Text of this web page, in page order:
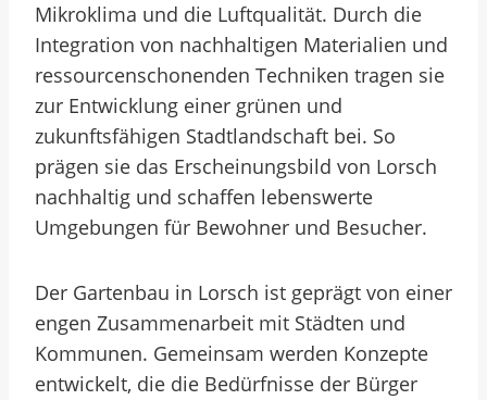
Mikroklima und die Luftqualität. Durch die
Integration von nachhaltigen Materialien und
ressourcenschonenden Techniken tragen sie
zur Entwicklung einer grünen und
zukunftsfähigen Stadtlandschaft bei. So
prägen sie das Erscheinungsbild von Lorsch
nachhaltig und schaffen lebenswerte
Umgebungen für Bewohner und Besucher.
Der Gartenbau in Lorsch ist geprägt von einer
engen Zusammenarbeit mit Städten und
Kommunen. Gemeinsam werden Konzepte
entwickelt, die die Bedürfnisse der Bürger